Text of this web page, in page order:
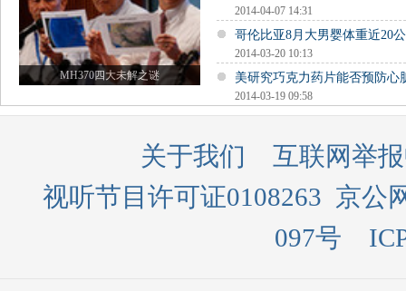
MH370四大未解之谜
2014-04-07 14:31
哥伦比亚8月大男婴体重近20
2014-03-20 10:13
美研究巧克力药片能否预防心
2014-03-19 09:58
关于我们
互联网举
视听节目许可证0108263 京公
097号